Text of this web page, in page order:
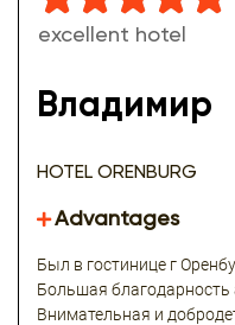
excellent hotel
Владимир
HOTEL ORENBURG
Advantages
Был в гостинице г
Большая благодарность
Внимательная и